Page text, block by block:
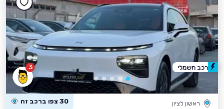
3
ראשון לציון 30 צפו ברכב זה
רכב חשמלי